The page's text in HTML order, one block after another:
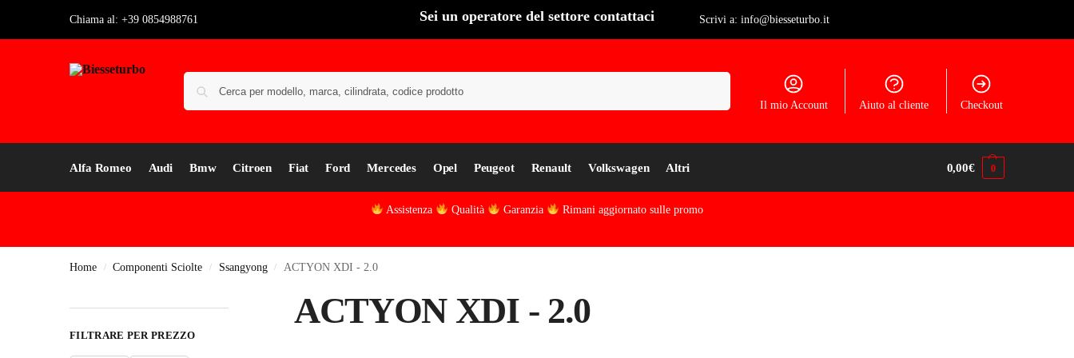
Chiama al: +39 0854988761 Sei un operatore del settore contattaci Scrivi a: info@biesseturbo.it
Il mio Account Aiuto al cliente Checkout
Alfa Romeo Audi Bmw Citroen Fiat Ford Mercedes Opel Peugeot Renault Volkswagen Altri 0,00€ 0
Assistenza Qualità Garanzia Rimani aggiornato sulle promo
Home / Componenti Sciolte / Ssangyong / ACTYON XDI - 2.0
ACTYON XDI - 2.0
FILTRARE PER PREZZO